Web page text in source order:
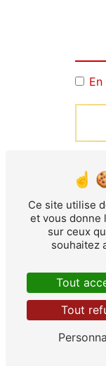
**
sous-
par
être
de
Ce site utilise
et vous donne
sur ceux
souhaitez
Tout
Tout